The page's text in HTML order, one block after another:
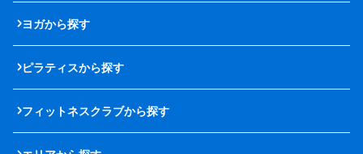
ヨガから探す
ピラティスから探す
フィットネスクラブから探す